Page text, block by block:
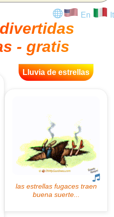
En It
- gratis
Lluvia de estrellas